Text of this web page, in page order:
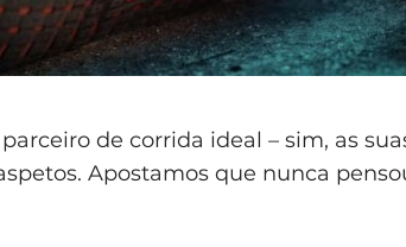
de corrida ideal – sim, as
Apostamos que nunca